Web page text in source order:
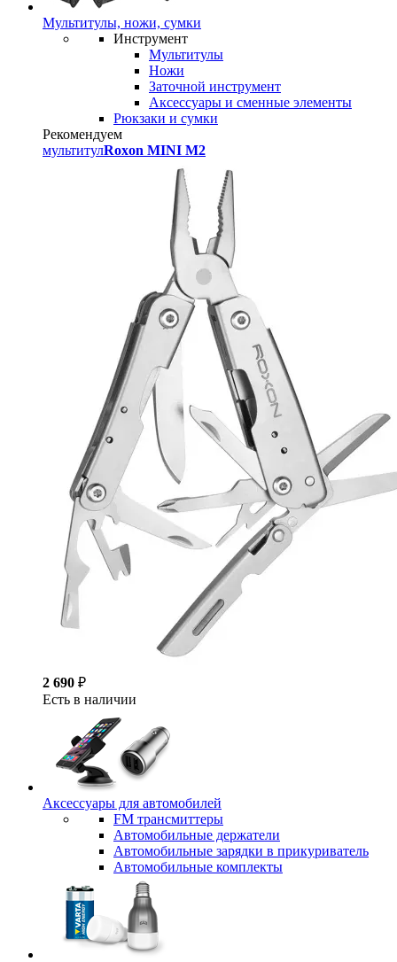
Мультитулы, ножи, сумки
Инструмент
Мультитулы
Ножи
Заточной инструмент
Аксессуары и сменные элементы
Рюкзаки и сумки
Рекомендуем
мультитулRoxon MINI M2
2 690 ₽
Есть в наличии
Аксессуары для автомобилей
FM трансмиттеры
Автомобильные держатели
Автомобильные зарядки в прикуриватель
Автомобильные комплекты